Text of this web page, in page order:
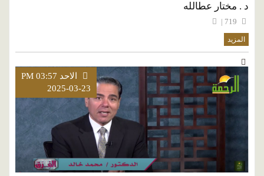
د . مختار عطالله
المزيد
الاحد PM 03:57
2025-03-23